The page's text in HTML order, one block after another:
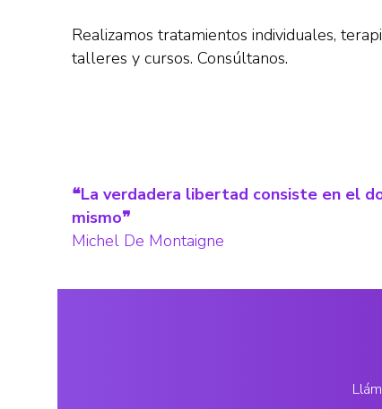
Realizamos tratamientos individuales,
talleres y cursos. Consúltanos.
❝La verdadera libertad consiste en el
mismo❞
Michel De Montaigne